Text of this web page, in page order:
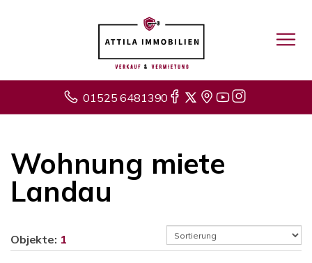
01525 6481390
Wohnung miete
Landau
Objekte: 1